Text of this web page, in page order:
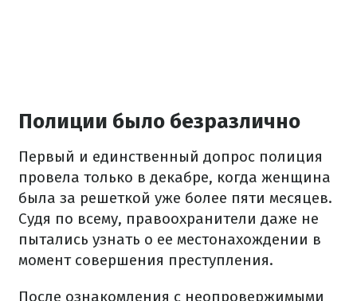
Полиции было безразлично
Первый и единственный допрос полиция
провела только в декабре, когда женщина
была за решеткой уже более пяти месяцев.
Судя по всему, правоохранители даже не
пытались узнать о ее местонахождении в
момент совершения преступления.
После ознакомления с неопровержимыми